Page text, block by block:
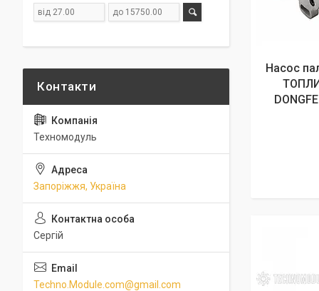
Насос
Техномодуль
Запоріжжя, Україна
Сергій
Techno.Module.com@gmail.com